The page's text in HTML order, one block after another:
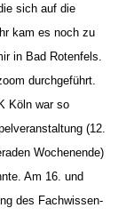
sich auf die
kam es noch zu
in Bad Rotenfels.
durchgeführt.
Köln war so
(12.
Wochenende)
Am 16. und
des Fachwissen-